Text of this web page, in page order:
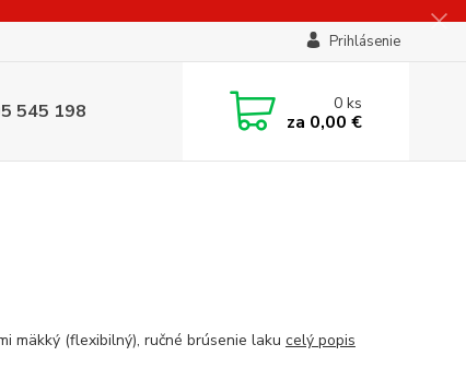
Prihlásenie
545 198 0ks
za 0,00 €
mäkký (flexibilný), ručné brúsenie laku celý popis